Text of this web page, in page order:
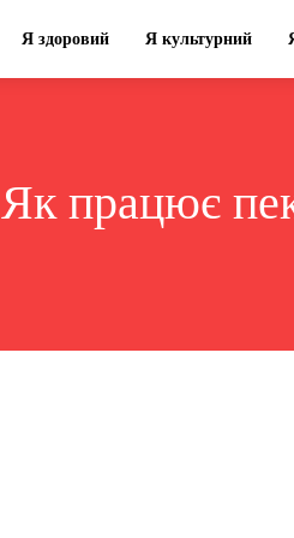
Я здоровий Я культурний
Як працює